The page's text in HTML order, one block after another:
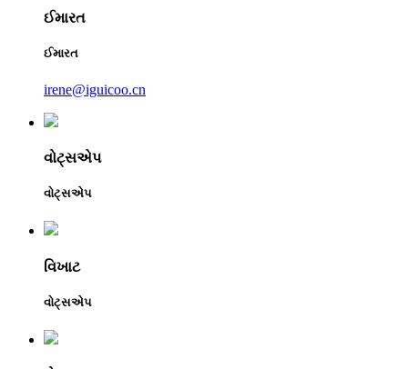
ઈમારત
ઈમારત
irene@iguicoo.cn
વોટ્સએપ
વોટ્સએપ
વિખાટ
વોટ્સએપ